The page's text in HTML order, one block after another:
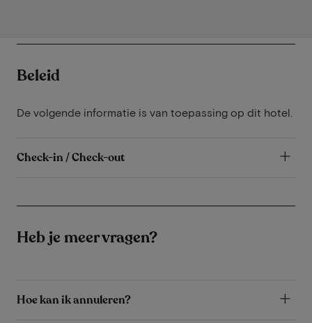
Beleid
De volgende informatie is van toepassing op dit hotel.
Check-in / Check-out
Heb je meer vragen?
Hoe kan ik annuleren?